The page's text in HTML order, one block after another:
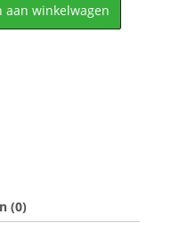
aan winkelwagen
(0)